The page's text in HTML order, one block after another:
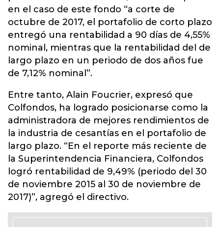
en el caso de este fondo “a corte de
octubre de 2017, el portafolio de corto plazo
entregó una rentabilidad a 90 días de 4,55%
nominal, mientras que la rentabilidad del de
largo plazo en un periodo de dos años fue
de 7,12% nominal”.
Entre tanto, Alain Foucrier, expresó que
Colfondos, ha logrado posicionarse como la
administradora de mejores rendimientos de
la industria de cesantías en el portafolio de
largo plazo. “En el reporte más reciente de
la Superintendencia Financiera, Colfondos
logró rentabilidad de 9,49% (periodo del 30
de noviembre 2015 al 30 de noviembre de
2017)”, agregó el directivo.